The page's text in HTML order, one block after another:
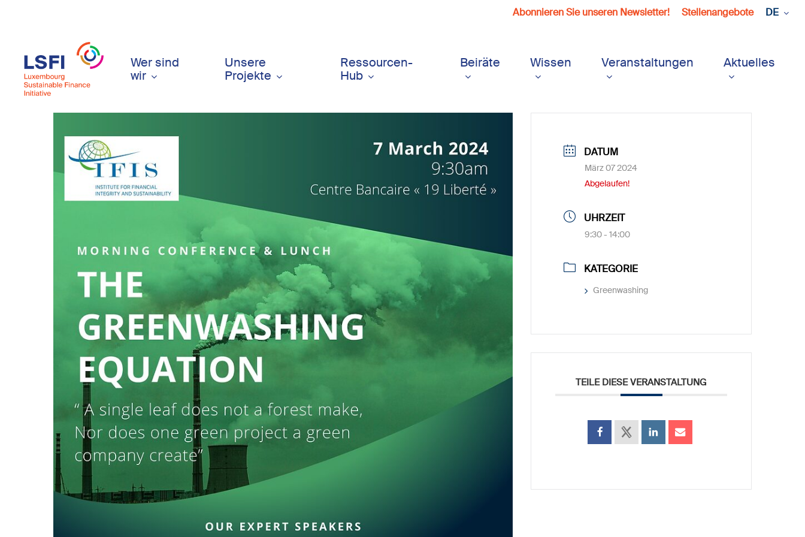
content
Abonnieren Sie unseren Newsletter! Stellenangebote DE
Wer sind
wir
Unsere
Projekte
Ressourcen-
Hub
Beiräte Wissen Veranstaltungen Aktuelles
DATUM
März 07 2024
Abgelaufen!
UHRZEIT
9:30 - 14:00
KATEGORIE
Greenwashing
TEILE DIESE VERANSTALTUNG